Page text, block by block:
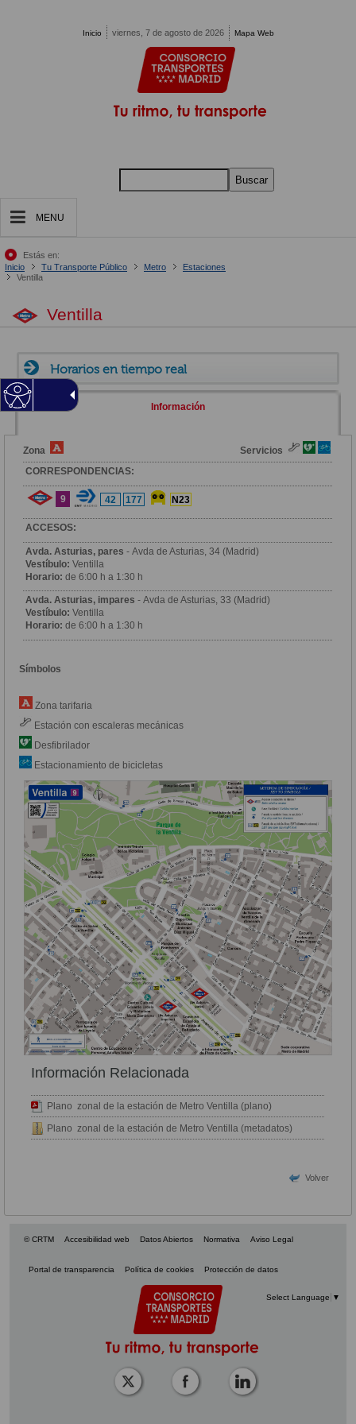
Inicio viernes, 7 de agosto de 2026 Mapa Web
Buscar
MENU
Estás en:
Inicio
Tu Transporte Público Metro
Estaciones
Ventilla
Ventilla
Horarios en tiempo real
Información
Zona
Servicios
CORRESPONDENCIAS:
9 42 177 N23
ACCESOS:
Avda. Asturias, pares - Avda de Asturias, 34 (Madrid)
Vestíbulo: Ventilla
Horario: de 6:00 h a 1:30 h
Avda. Asturias, impares - Avda de Asturias, 33 (Madrid)
Vestíbulo: Ventilla
Horario: de 6:00 h a 1:30 h
Símbolos
Zona tarifaria
Estación con escaleras mecánicas
Desfibrilador
Estacionamiento de bicicletas
Información Relacionada
Plano zonal de la estación de Metro Ventilla (plano)
Plano zonal de la estación de Metro Ventilla (metadatos)
Volver
© CRTM Accesibilidad web Datos Abiertos Normativa Aviso Legal
Portal de transparencia Política de cookies Protección de datos
Select Language ▼